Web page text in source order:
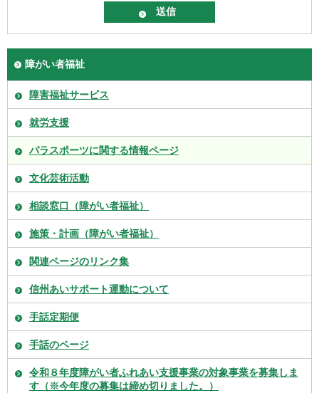
障がい者福祉
障害福祉サービス
就労支援
パラスポーツに関する情報ページ
文化芸術活動
相談窓口（障がい者福祉）
施策・計画（障がい者福祉）
関連ページのリンク集
信州あいサポート運動について
手話定期便
手話のページ
令和８年度障がい者ふれあい支援事業の対象事業を募集しま
す（※今年度の募集は締め切りました。）